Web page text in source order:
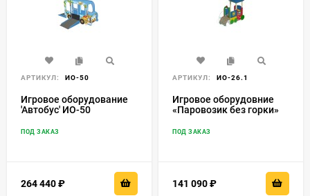
АРТИКУЛ: ИО-50
Игровое оборудование
'Автобус' ИО-50
ПОД ЗАКАЗ
264 440
АРТИКУЛ: ИО-26.1
Игровое оборудовние
«Паровозик без горки»
ПОД ЗАКАЗ
141 090